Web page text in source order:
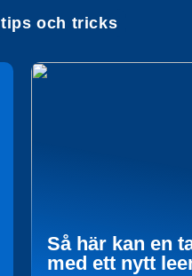
tips och tricks
Så här kan en
med ett nytt